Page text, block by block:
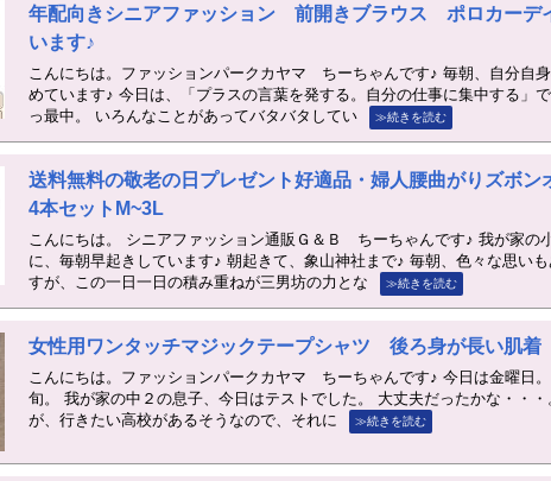
年配向きシニアファッション 前開きブラウス ポロカーデ
います♪
こんにちは。ファッションパークカヤマ ちーちゃんです♪ 毎朝、自分自
めています♪ 今日は、「プラスの言葉を発する。自分の仕事に集中する」
っ最中。 いろんなことがあってバタバタしてい
≫続きを読む
送料無料の敬老の日プレゼント好適品・婦人腰曲がりズボン
4本セットM~3L
こんにちは。 シニアファッション通販Ｇ＆Ｂ ちーちゃんです♪ 我が家の
に、毎朝早起きしています♪ 朝起きて、象山神社まで♪ 毎朝、色々な思い
すが、この一日一日の積み重ねが三男坊の力とな
≫続きを読む
女性用ワンタッチマジックテープシャツ 後ろ身が長い肌
こんにちは。ファッションパークカヤマ ちーちゃんです♪ 今日は金曜日
旬。 我が家の中２の息子、今日はテストでした。 大丈夫だったかな・・
が、行きたい高校があるそうなので、それに
≫続きを読む